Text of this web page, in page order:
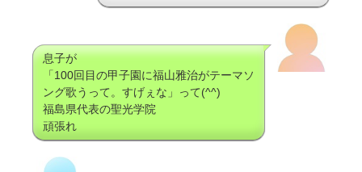
息子が
「100回目の甲子園に福山雅治がテーマソ
ング歌うって。すげぇな」って(^^)
福島県代表の聖光学院
頑張れ